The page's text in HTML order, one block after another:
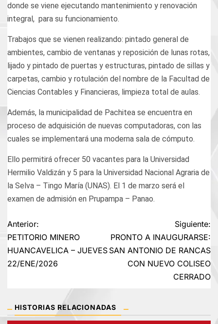
donde se viene ejecutando mantenimiento y renovación
integral, para su funcionamiento.
Trabajos que se vienen realizando: pintado general de
ambientes, cambio de ventanas y reposición de lunas rotas,
lijado y pintado de puertas y estructuras, pintado de sillas y
carpetas, cambio y rotulación del nombre de la Facultad de
Ciencias Contables y Financieras, limpieza total de aulas.
Además, la municipalidad de Pachitea se encuentra en
proceso de adquisición de nuevas computadoras, con las
cuales se implementará una moderna sala de cómputo.
Ello permitirá ofrecer 50 vacantes para la Universidad
Hermilio Valdizán y 5 para la Universidad Nacional Agraria de
la Selva – Tingo María (UNAS). El 1 de marzo será el
examen de admisión en Prupampa – Panao.
Navegación
de
entradas
Anterior:
PETITORIO MINERO
HUANCAVELICA – JUEVES
22/ENE/2026
Siguiente:
PRONTO A INAUGURARSE:
SAN ANTONIO DE RANCAS
CON NUEVO COLISEO
CERRADO
HISTORIAS RELACIONADAS